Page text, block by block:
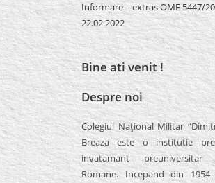
Informare – extras OME 5447/
22.02.2022
Bine ati venit !
Despre noi
Colegiul Naţional Militar
Breaza este o institutie
invatamant
Romane. Incepand din